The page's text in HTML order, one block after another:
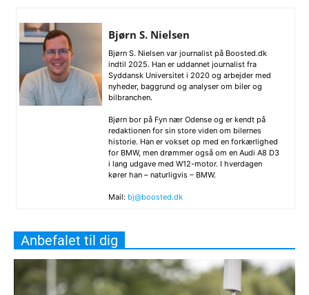
Bjørn S. Nielsen
Bjørn S. Nielsen var journalist på Boosted.dk
indtil 2025. Han er uddannet journalist fra
Syddansk Universitet i 2020 og arbejder med
nyheder, baggrund og analyser om biler og
bilbranchen.
Bjørn bor på Fyn nær Odense og er kendt på
redaktionen for sin store viden om bilernes
historie. Han er vokset op med en forkærlighed
for BMW, men drømmer også om en Audi A8 D3
i lang udgave med W12-motor. I hverdagen
kører han – naturligvis – BMW.
Mail: bj@boosted.dk